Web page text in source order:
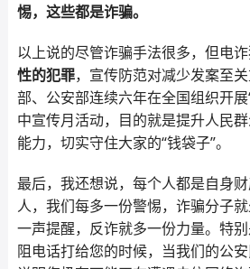
惕，这些都是诈骗。
以上说的尽管诈骗手法很多，但电
性的犯罪，宣传防范对减少发案至
部、公安部连续六年在全国组织开
中宣传月活动，目的就是提升人民
能力，切实守住大家的“钱袋子”。
最后，我还想说，每个人都是自身
人，我们每多一份警惕，诈骗分子
一声提醒，反诈就多一份力量。特
阻电话打给您的时候，当我们的公安